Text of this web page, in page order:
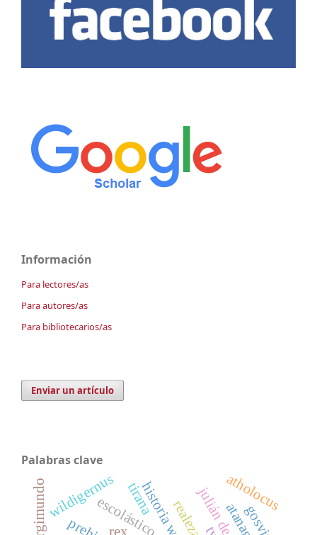
Información
Para lectores/as
Para autores/as
Para bibliotecarios/as
Enviar un artículo
Palabras clave
escolástico
rex
tirana atholocus
wildigernus
argimundo